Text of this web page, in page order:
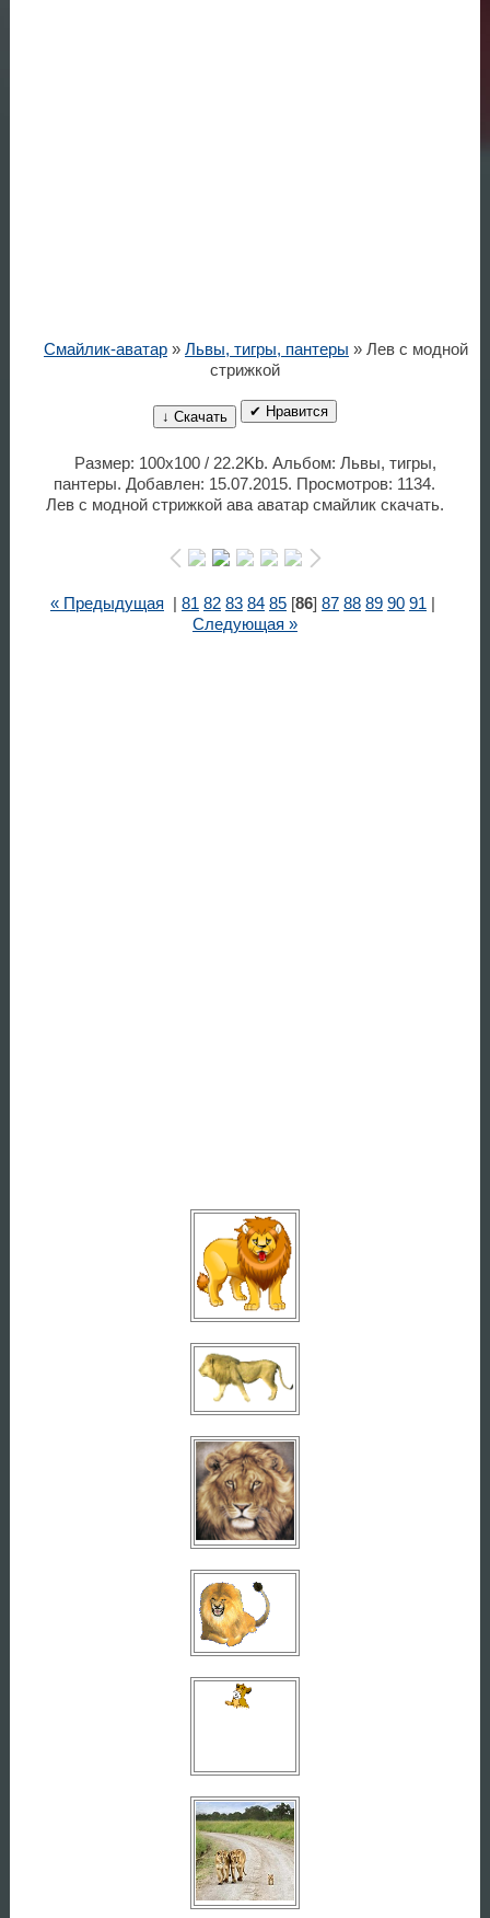
Смайлик-аватар» Львы, тигры, пантеры » Лев с модной
стрижкой
↓ Скачать ✔ Нравится
Размер: 100x100 / 22.2Kb. Альбом: Львы, тигры,
пантеры. Добавлен: 15.07.2015. Просмотров: 1134.
Лев с модной стрижкой ава аватар смайлик скачать.
« Предыдущая 81 82 83 84 85[86] 87 88 89 90 91
Следующая »